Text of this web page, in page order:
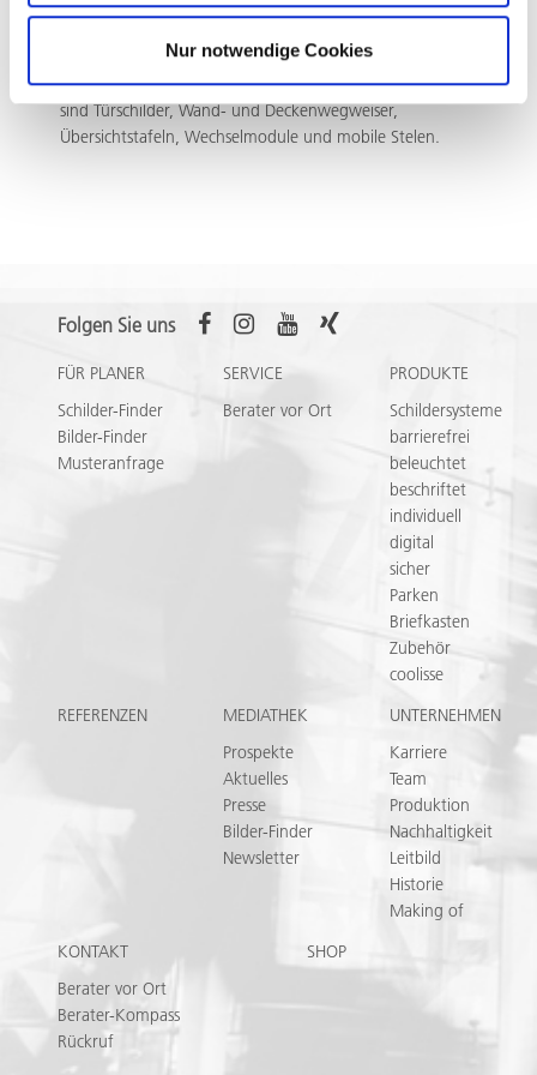
Nur notwendige Cookies
Digitaldruck ausgeführt.
Verwendete Produkte aus dem System quintessenz
sind Türschilder, Wand- und Deckenwegweiser,
Übersichtstafeln, Wechselmodule und mobile Stelen.
Folgen Sie uns
FÜR PLANER
Schilder-Finder
Bilder-Finder
Musteranfrage
SERVICE
Berater vor Ort
PRODUKTE
Schildersysteme
barrierefrei
beleuchtet
beschriftet
individuell
digital
sicher
Parken
Briefkasten
Zubehör
coolisse
REFERENZEN
MEDIATHEK
Prospekte
Aktuelles
Presse
Bilder-Finder
Newsletter
UNTERNEHMEN
Karriere
Team
Produktion
Nachhaltigkeit
Leitbild
Historie
Making of
KONTAKT
Berater vor Ort
Berater-Kompass
Rückruf
SHOP